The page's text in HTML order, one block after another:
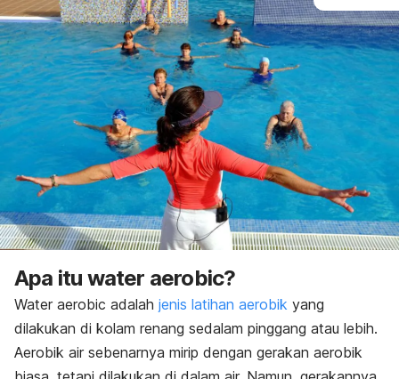
Apa itu water aerobic?
Water aerobic adalah jenis latihan aerobik yang
dilakukan di kolam renang sedalam pinggang atau lebih.
Aerobik air sebenarnya mirip dengan gerakan aerobik